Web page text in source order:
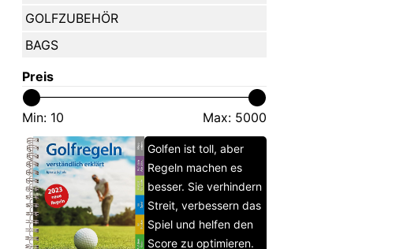
GOLFZUBEHÖR
BAGS
Preis
Min: 10 Max: 5000
Golfen ist toll, aber
Regeln machen es
besser. Sie verhindern
Streit, verbessern das
Spiel und helfen den
Score zu optimieren.